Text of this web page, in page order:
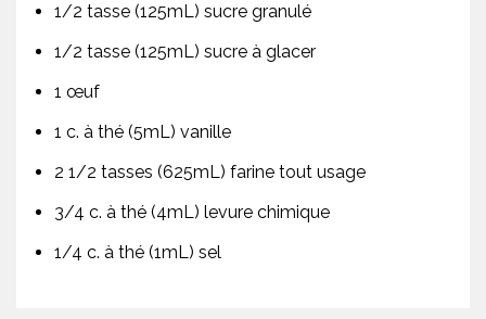
1/2 tasse (125mL) sucre granulé
1/2 tasse (125mL) sucre à glacer
1 œuf
1 c. à thé (5mL) vanille
2 1/2 tasses (625mL) farine tout usage
3/4 c. à thé (4mL) levure chimique
1/4 c. à thé (1mL) sel